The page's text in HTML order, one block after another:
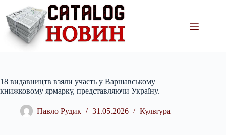
вмісту
18 видавництв взяли участь у Варшавському
книжковому ярмарку, представляючи Україну.
Павло Рудик 31.05.2026 Культура